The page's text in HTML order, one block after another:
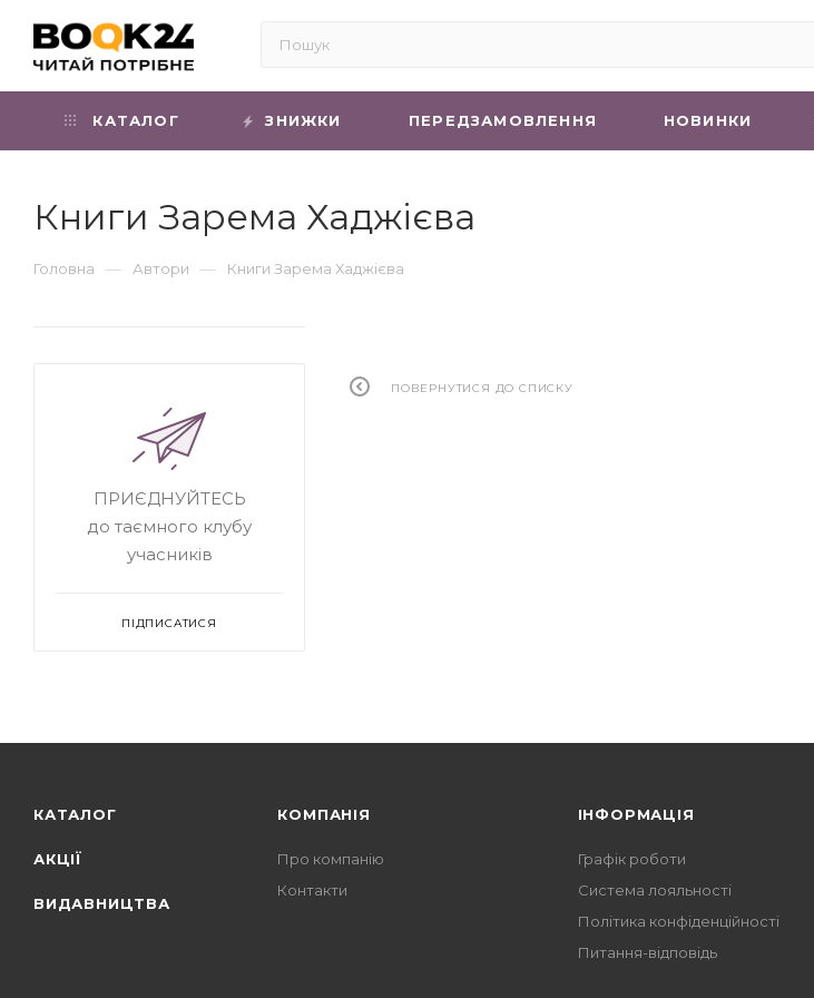
КАТАЛОГ ЗНИЖКИ ПЕРЕДЗАМОВЛЕННЯ НОВИНКИ
Книги Зарема Хаджієва
Головна — Автори — Книги Зарема Хаджієва
ПОВЕРНУТИСЯ ДО СПИСКУ
ПРИЄДНУЙТЕСЬ
до таємного клубу
учасників
ПІДПИСАТИСЯ
КАТАЛОГ
АКЦІЇ
ВИДАВНИЦТВА
КОМПАНІЯ
Про компанію
Контакти
ІНФОРМАЦІЯ
Графік роботи
Система лояльності
Політика конфіденційності
Питання-відповідь